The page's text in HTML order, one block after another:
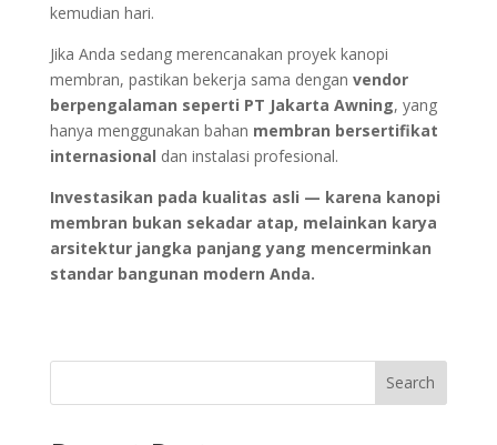
kemudian hari.
Jika Anda sedang merencanakan proyek kanopi
membran, pastikan bekerja sama dengan vendor
berpengalaman seperti PT Jakarta Awning, yang
hanya menggunakan bahan membran bersertifikat
internasional dan instalasi profesional.
Investasikan pada kualitas asli — karena kanopi
membran bukan sekadar atap, melainkan karya
arsitektur jangka panjang yang mencerminkan
standar bangunan modern Anda.
Search